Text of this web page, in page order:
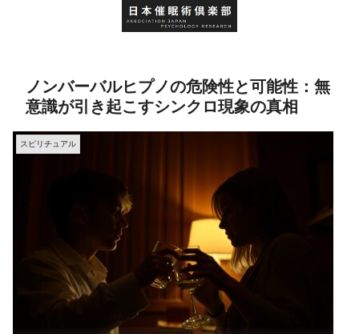
ノンバーバルヒプノの危険性と可能性：無
意識が引き起こすシンクロ現象の真相
スピリチュアル